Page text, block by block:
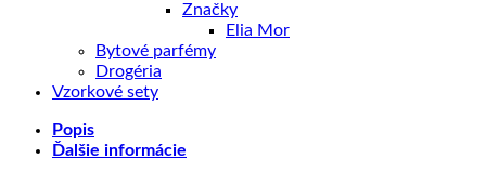
Značky
Elia Mor
Bytové parfémy
Drogéria
Vzorkové sety
Popis
Ďalšie informácie